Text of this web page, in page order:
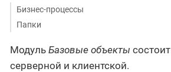
Бизнес-процессы
Папки
Модуль Базовые объекты
серверной и клиентской.